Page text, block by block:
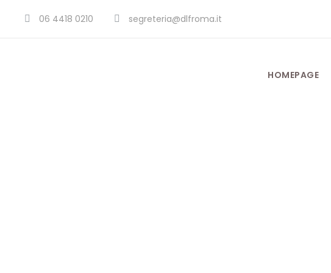
06 4418 0210 segreteria@dlfroma.it
HOMEPAGE